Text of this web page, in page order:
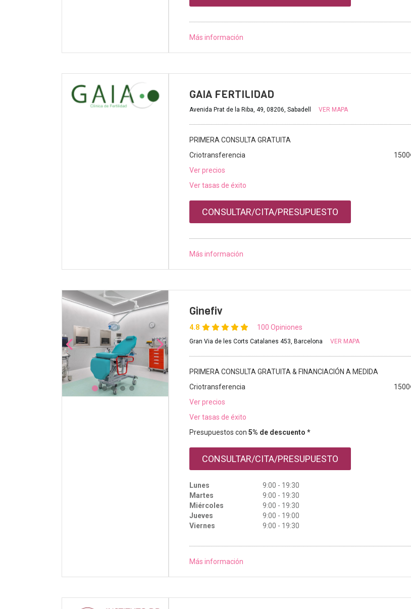
Más información
GAIA FERTILIDAD
Avenida Prat de la Riba, 49, 08206, Sabadell VER MAPA
PRIMERA CONSULTA GRATUITA
Criotransferencia
Ver precios
Ver tasas de éxito
CONSULTAR/CITA/PRESUPUESTO
Más información
Ginefiv
4.8 100 Opiniones
Gran Via de les Corts Catalanes 453, Barcelona VER MAPA
PRIMERA CONSULTA GRATUITA & FINANCIACIÓN A MEDIDA
Criotransferencia
Ver precios
Ver tasas de éxito
Presupuestos con 5% de descuento *
CONSULTAR/CITA/PRESUPUESTO
Lunes
9:00 - 19:30
Martes
9:00 - 19:30
Miércoles
9:00 - 19:30
Jueves
9:00 - 19:00
Viernes
9:00 - 19:30
Más información